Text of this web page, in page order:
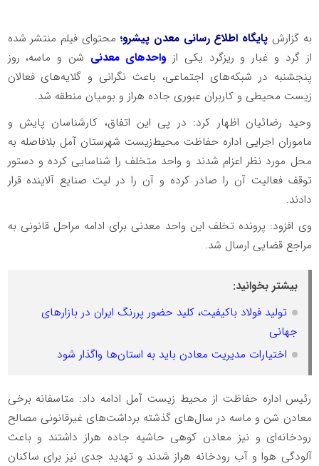
به گزارش پایگاه اطلاع رسانی معدن پیشرو؛ محتوای فیلم منتشر شده
از گرد و غبار و ریزگرد یکی ازواحدهای معدنی شن و ماسه، روز
پنجشنبه در شبکه‌های اجتماعی، باعث نگرانی و گلایه‌های فعالان
زیست محیطی و کاربران عبوری جاده هراز و بومیان منطقه شد.
وحید رضائیان اظهار کرد: در پی این اتفاق، کارشناسان پایش و
ماموران اجرایی اداره حفاظت محیط‌زیست شهرستان آمل بلافاصله به
محل مورد نظر اعزام شدند و واحد متخلف را شناسایی کرده و دستور
توقف فعالیت آن را صادر کرده و آن را در لیت صنایع آلاینده قرار
دادند.
وی افزود: پرونده تخلف این واحد معدنی برای ادامه مراحل قانونی به
مراجع قضایی ارسال شد.
بیشتر بخوانید:
تولید فولاد باکیفیت، کلید حضور پررنگ ایران در بازارهای
جهانی
اختیارات مدیریت معادن باید به استان‌ها واگذار شود
رئیس اداره حفاظت از محیط زیست آمل ادامه داد: متاسفانه برخی
معادن شن و ماسه در سال‌های گذشته برداشت‌های غیرقانونی مصالح
رودخانه‌ای و نیز معادن کوهی حاشیه جاده هراز داشتند و باعث
آلودگی هوا و آب رودخانه هراز شدند و تهدید جدی نیز برای ساکنان